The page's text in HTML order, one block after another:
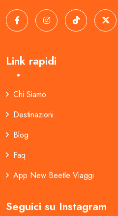
Link rapidi
Chi Siamo
Destinazioni
Blog
Faq
App New Beetle Viaggi
Seguici su Instagram